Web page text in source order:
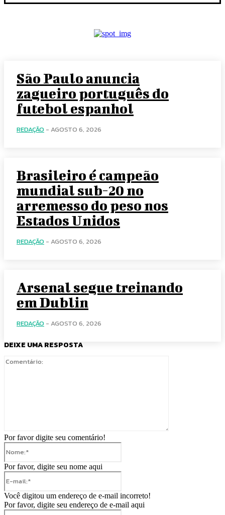
São Paulo anuncia
zagueiro português do
futebol espanhol
REDAÇÃO - AGOSTO 6, 2026
Brasileiro é campeão
mundial sub-20 no
arremesso do peso nos
Estados Unidos
REDAÇÃO - AGOSTO 6, 2026
Arsenal segue treinando
em Dublin
REDAÇÃO - AGOSTO 6, 2026
DEIXE UMA RESPOSTA
Por favor digite seu comentário!
Por favor, digite seu nome aqui
Você digitou um endereço de e-mail incorreto!
Por favor, digite seu endereço de e-mail aqui